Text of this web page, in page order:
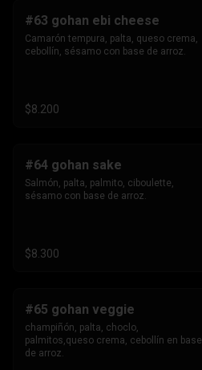
#63 gohan ebi cheese
Camarón tempura, palta, queso crema,
cebollín, sésamo con base de arroz.
$8.200
#64 gohan sake
Salmón, palta, palmito, ciboulette,
sésamo con base de arroz.
$8.300
#65 gohan veggie
champiñón, palta, choclo,
palmitos,queso crema, cebollín en base
de arroz.